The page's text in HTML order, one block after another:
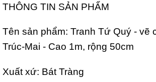
THÔNG TIN SẢN PHẨM
Tên sản phẩm: Tranh Tứ Quý - vẽ
Trúc-Mai - Cao 1m, rộng 50cm
Xuất xứ: Bát Tràng